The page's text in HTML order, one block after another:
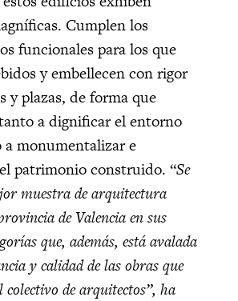
Cumplen los
funcionales para los que
y embellecen con rigor
y plazas, de forma que
a dignificar el entorno
monumentalizar e
patrimonio construido. “Se
muestra de arquitectura
de Valencia en sus
que, además, está avalada
y calidad de las obras que
de arquitectos”, ha